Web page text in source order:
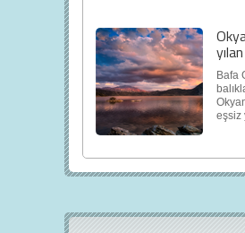
Bafa
eşsiz